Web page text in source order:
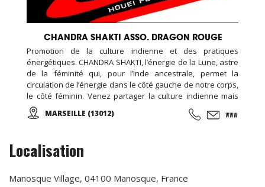
CHANDRA SHAKTI ASSO. DRAGON ROUGE
Promotion de la culture indienne et des pratiques
énergétiques. CHANDRA SHAKTI, l’énergie de la Lune, astre
de la féminité qui, pour l’Inde ancestrale, permet la
circulation de l’énergie dans le côté gauche de notre corps,
le côté féminin. Venez partager la culture indienne mais
aussi toutes les pratiques énergétiques, notamment
taoïstes dans leur forme la plus traditionnelle possible.
MARSEILLE (13012)
Localisation
Manosque Village, 04100 Manosque, France